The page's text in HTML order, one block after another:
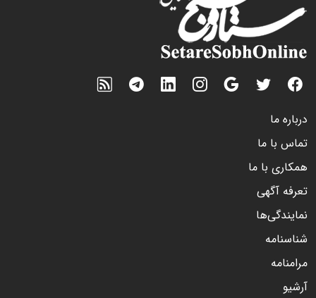
درباره ما
تماس با ما
همکاری با ما
تعرفه آگهی
نمایندگی‌ها
شناسنامه
مرامنامه
آرشیو